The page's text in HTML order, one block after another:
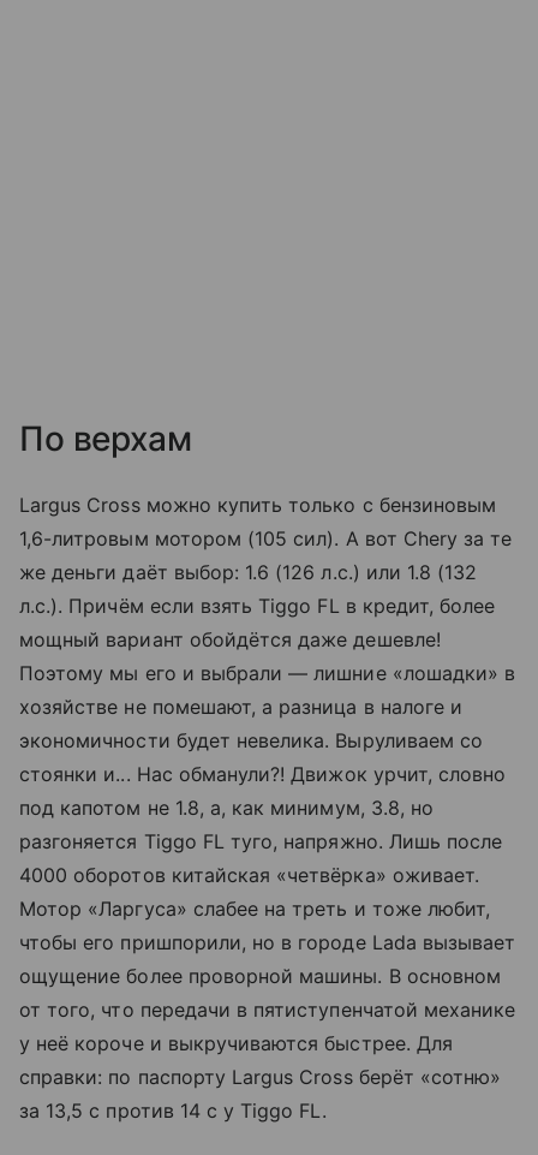
По верхам
Largus Cross можно купить только с бензиновым
1,6-литровым мотором (105 сил). А вот Chery за те
же деньги даёт выбор: 1.6 (126 л.с.) или 1.8 (132
л.с.). Причём если взять Tiggo FL в кредит, более
мощный вариант обойдётся даже дешевле!
Поэтому мы его и выбрали — лишние «лошадки» в
хозяйстве не помешают, а разница в налоге и
экономичности будет невелика. Выруливаем со
стоянки и... Нас обманули?! Движок урчит, словно
под капотом не 1.8, а, как минимум, 3.8, но
разгоняется Tiggo FL туго, напряжно. Лишь после
4000 оборотов китайская «четвёрка» оживает.
Мотор «Ларгуса» слабее на треть и тоже любит,
чтобы его пришпорили, но в городе Lada вызывает
ощущение более проворной машины. В основном
от того, что передачи в пятиступенчатой механике
у неё короче и выкручиваются быстрее. Для
справки: по паспорту Largus Cross берёт «сотню»
за 13,5 с против 14 с у Tiggo FL.